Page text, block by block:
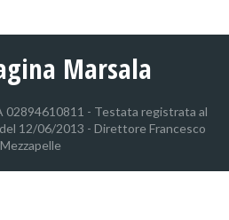
Marsala
02894610811 - Testata registrata al
12/06/2013 - Direttore Francesco
Mezzapelle